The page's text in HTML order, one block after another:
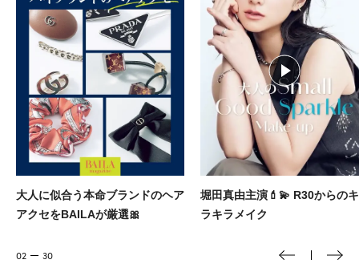
堀田真由主演💄💫 R30からのキ
ラキラメイク
バイラ×メンズノンノ ふたりが
役のウエディング vol.5
03 30